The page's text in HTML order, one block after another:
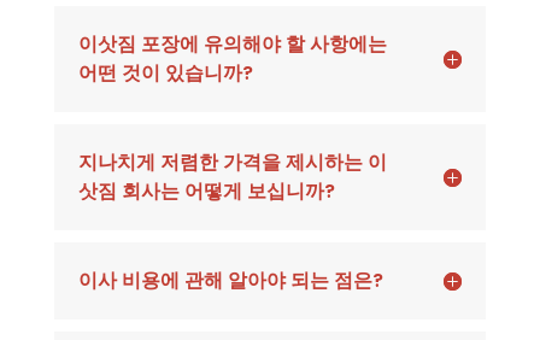
이삿짐 포장에 유의해야 할 사항에는
어떤 것이 있습니까?
지나치게 저렴한 가격을 제시하는 이
삿짐 회사는 어떻게 보십니까?
이사 비용에 관해 알아야 되는 점은?